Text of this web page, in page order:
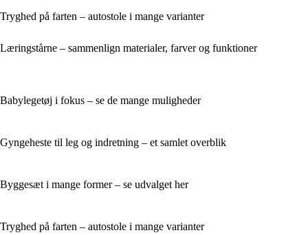
Tryghed på farten – autostole i mange varianter
Læringstårne – sammenlign materialer, farver og funktioner
Babylegetøj i fokus – se de mange muligheder
Gyngeheste til leg og indretning – et samlet overblik
Byggesæt i mange former – se udvalget her
Tryghed på farten – autostole i mange varianter